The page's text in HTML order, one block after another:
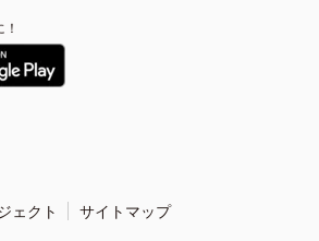
ェクト サイトマップ